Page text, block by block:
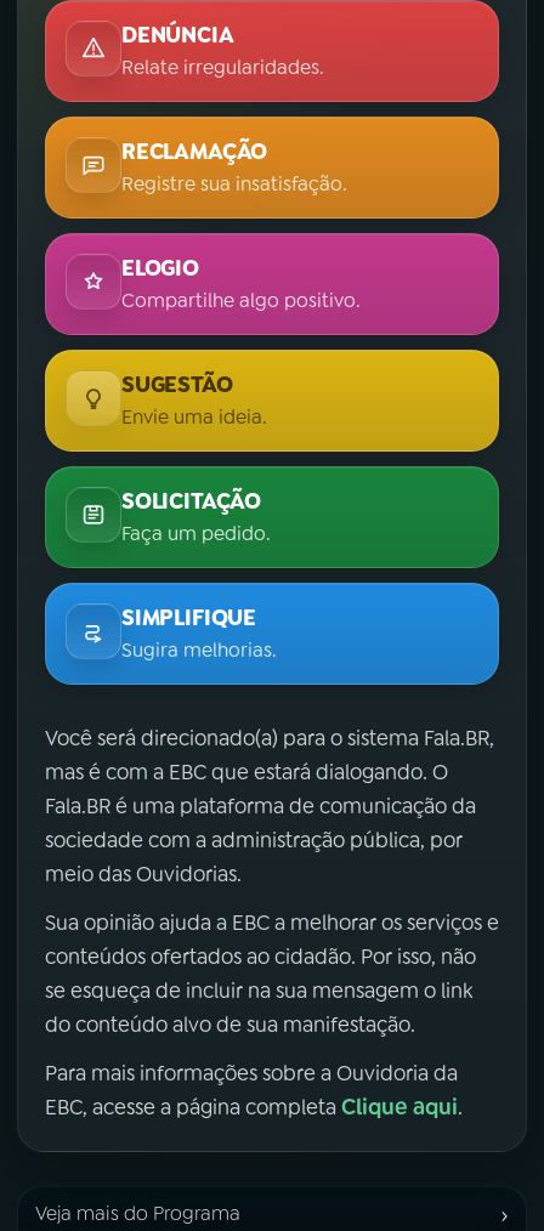
DENÚNCIA
Relate irregularidades.
RECLAMAÇÃO
Registre sua insatisfação.
ELOGIO
Compartilhe algo positivo.
SUGESTÃO
Envie uma ideia.
SOLICITAÇÃO
Faça um pedido.
SIMPLIFIQUE
Sugira melhorias.
Você será direcionado(a) para o sistema Fala.BR,
mas é com a EBC que estará dialogando. O
Fala.BR é uma plataforma de comunicação da
sociedade com a administração pública, por
meio das Ouvidorias.
Sua opinião ajuda a EBC a melhorar os serviços e
conteúdos ofertados ao cidadão. Por isso, não
se esqueça de incluir na sua mensagem o link
do conteúdo alvo de sua manifestação.
Para mais informações sobre a Ouvidoria da
EBC, acesse a página completa Clique aqui.
Veja mais do Programa ›